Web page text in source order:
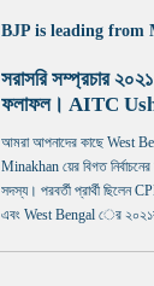
BJP is leading from
সরাসরি সম্প্রচার
ফলাফল। AITC Usha
আমরা আপনাদের কাছে West
Minakhan য়ের বিগত
সদস্য। পরবর্তী প্রার্থী
এবং West Bengal ের ২০২১র